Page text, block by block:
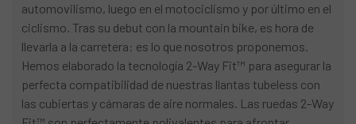
automovilismo, luego en el motociclismo y por último en el
ciclismo. Tras su debut con la mountain bike, es hora de
llevarla a la carretera: es lo que nosotros proponemos.
Hemos elaborado la tecnología 2-Way Fit™ para asegurar la
perfecta compatibilidad de nuestras llantas tubeless con
las cubiertas y cámaras de aire normales. Las ruedas 2-Way